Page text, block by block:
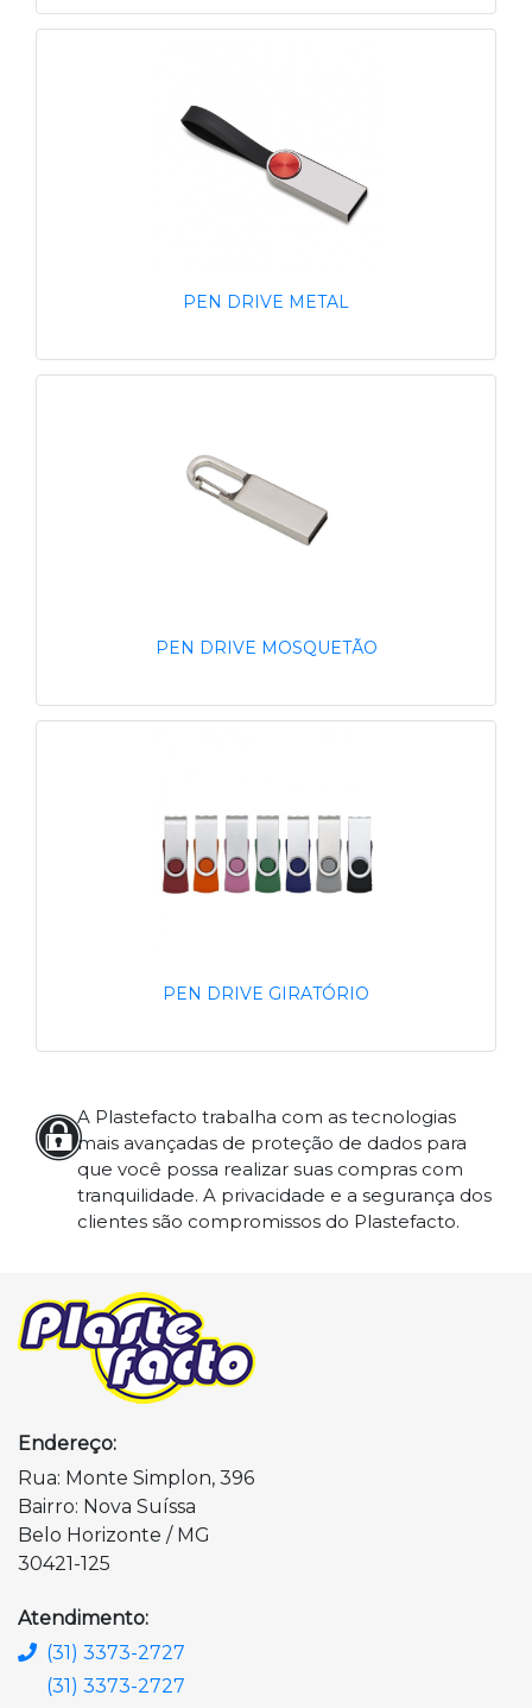
PEN DRIVE METAL
PEN DRIVE MOSQUETÃO
PEN DRIVE GIRATÓRIO
A Plastefacto trabalha com as tecnologias
mais avançadas de proteção de dados para
que você possa realizar suas compras com
tranquilidade. A privacidade e a segurança dos
clientes são compromissos do Plastefacto.
Endereço:
Rua: Monte Simplon, 396
Bairro: Nova Suíssa
Belo Horizonte / MG
30421-125
Atendimento:
(31) 3373-2727
(31) 3373-2727